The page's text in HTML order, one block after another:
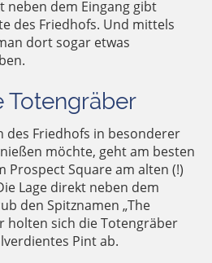
neben dem Eingang gibt
des Friedhofs. Und mittels
dort sogar etwas
Totengräber
des Friedhofs in besonderer
möchte, geht am besten
Prospect Square am alten (!)
Lage direkt neben dem
den Spitznamen „The
holten sich die Totengräber
Pint ab.